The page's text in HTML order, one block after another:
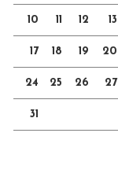
10 11 12 13
17 18 19 20
24 25 26 27
31